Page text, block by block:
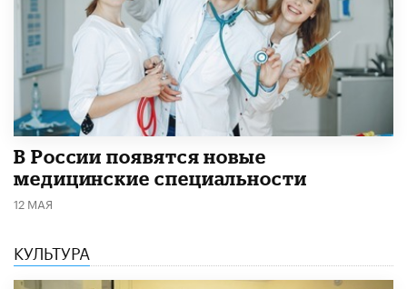
В России появятся новые
медицинские специальности
12 МАЯ
КУЛЬТУРА